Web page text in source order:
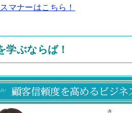
マナーはこちら！
学ぶならば！